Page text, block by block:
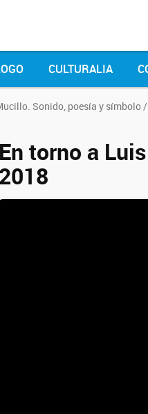
CULTURALIA
Sonido, poesía y símbolo
En torno a
2018